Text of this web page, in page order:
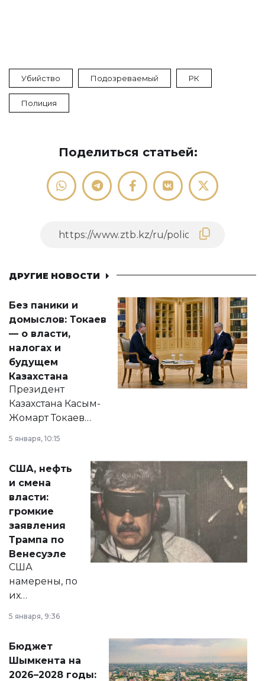
Убийство Подозреваемый РК
Полиция
Поделиться статьей:
ДРУГИЕ НОВОСТИ
Без паники и
домыслов: Токаев
— о власти,
налогах и
будущем
Казахстана
Президент
Казахстана Касым-
Жомарт Токаев
сразу несколько
актуальных тем —
от слухов о
политических
реформах до
вопросов армии,
экономики и
личного здоровья.
5 января, 10:15
США, нефть
и смена
власти:
громкие
заявления
Трампа по
Венесуэле
США
намерены, по
их
принести
народу
Венесуэлы.
5 января, 9:36
Бюджет
Шымкента на
2026–2028 годы: